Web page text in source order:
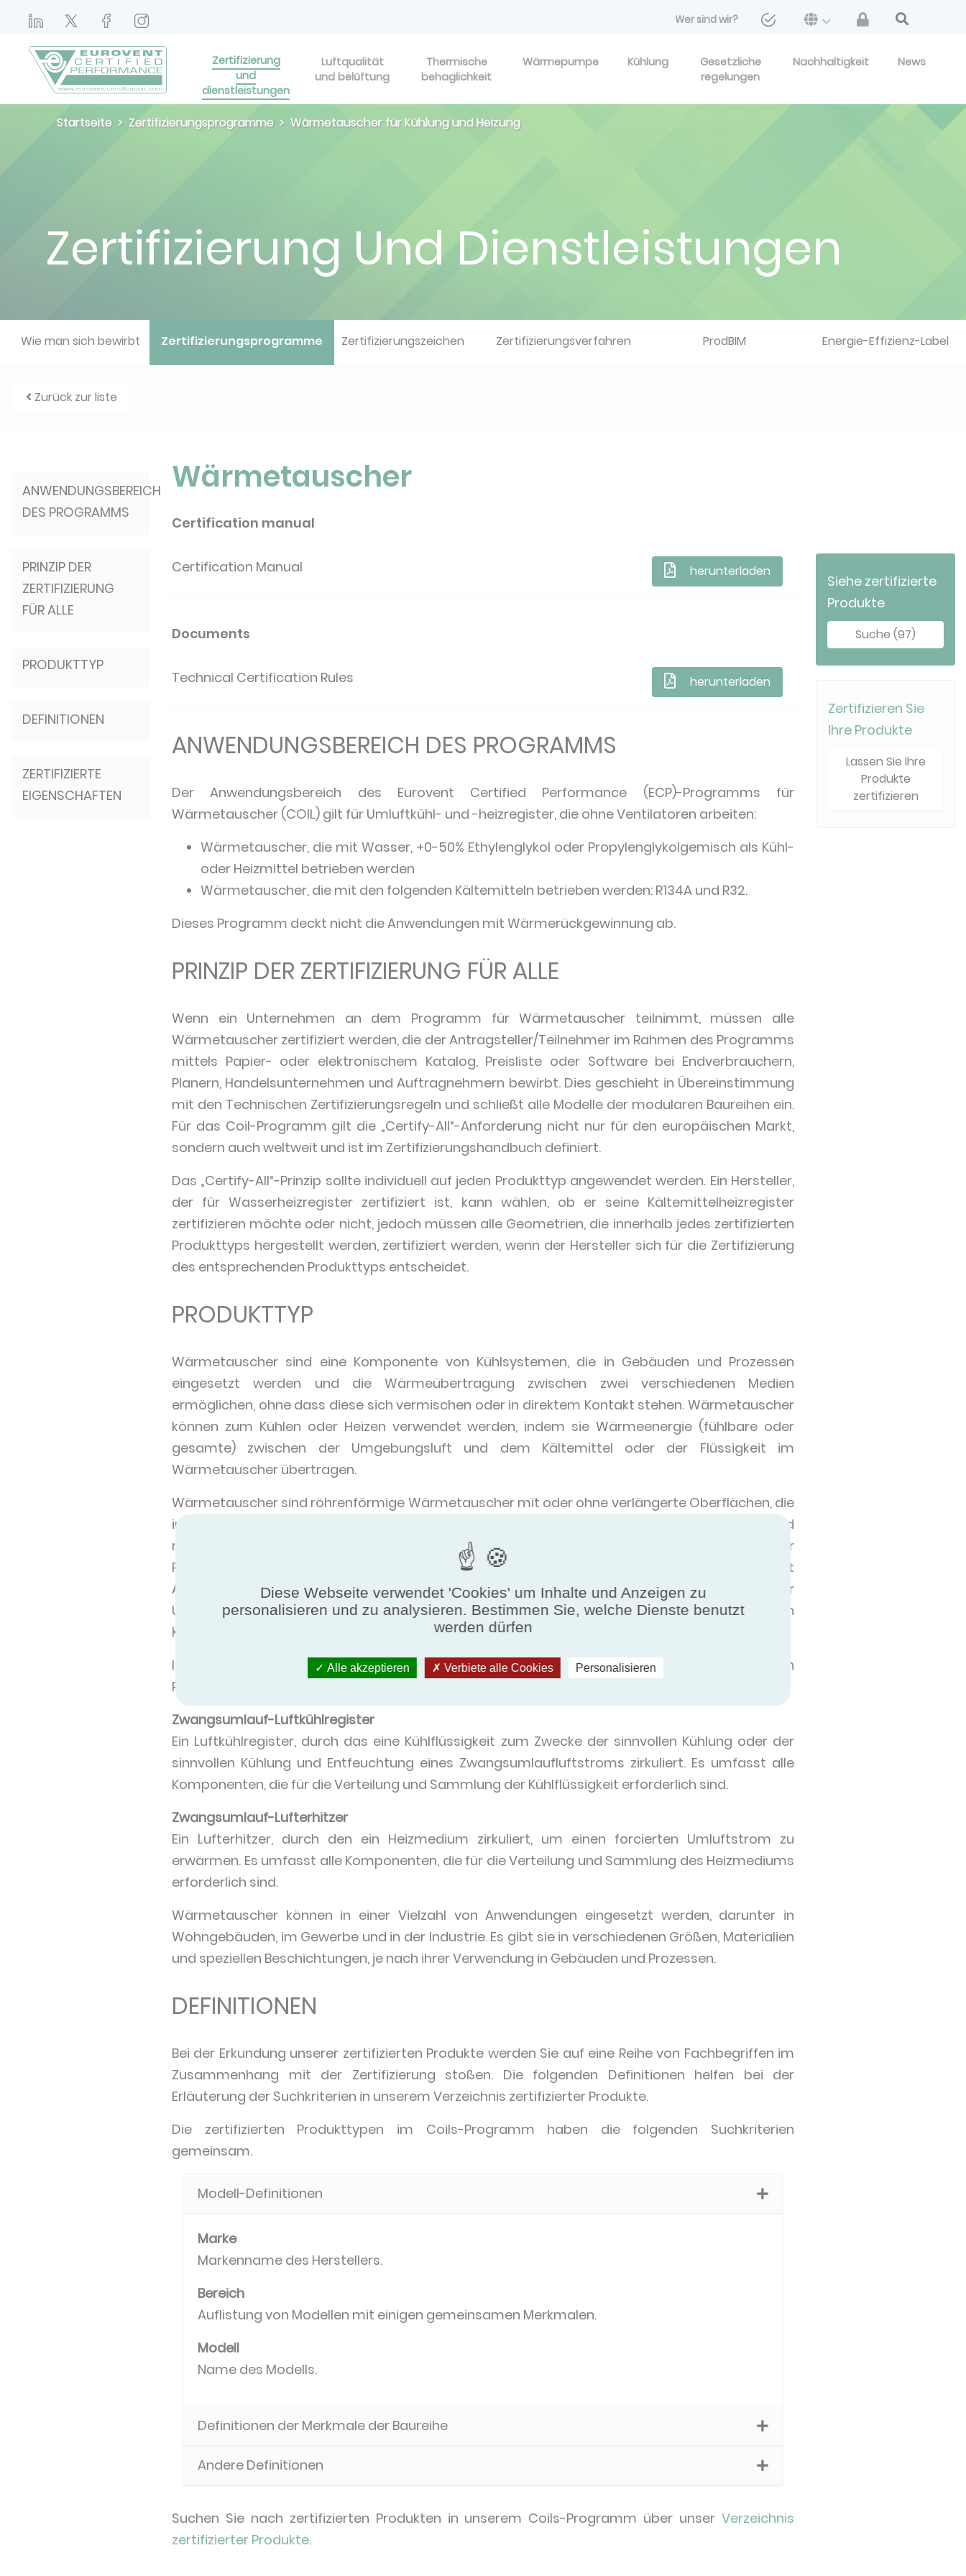
Wer sind wir?
Zertifizierung
und
dienstleistungen
Luftqualität
und belüftung
Thermische
behaglichkeit
Wärmepumpe Kühlung
Gesetzliche
regelungen
Nachhaltigkeit News
Startseite Zertifizierungsprogramme Wärmetauscher für Kühlung und Heizung
Zertifizierung Und Dienstleistungen
Wie man sich bewirbt Zertifizierungsprogramme Zertifizierungszeichen Zertifizierungsverfahren ProdBIM Energie-Effizienz-Label
Zurück zur liste
ANWENDUNGSBEREICH
DES PROGRAMMS
PRINZIP DER
ZERTIFIZIERUNG
FÜR ALLE
PRODUKTTYP
DEFINITIONEN
ZERTIFIZIERTE
EIGENSCHAFTEN
Wärmetauscher
Certification manual
Certification Manual herunterladen
Documents
Technical Certification Rules herunterladen
ANWENDUNGSBEREICH DES PROGRAMMS
Der Anwendungsbereich des Eurovent Certified Performance (ECP)-Programms für
Wärmetauscher (COIL) gilt für Umluftkühl- und -heizregister, die ohne Ventilatoren arbeiten:
Wärmetauscher, die mit Wasser, +0-50% Ethylenglykol oder Propylenglykolgemisch als Kühl-
oder Heizmittel betrieben werden
Wärmetauscher, die mit den folgenden Kältemitteln betrieben werden: R134A und R32.
Dieses Programm deckt nicht die Anwendungen mit Wärmerückgewinnung ab.
PRINZIP DER ZERTIFIZIERUNG FÜR ALLE
Wenn ein Unternehmen an dem Programm für Wärmetauscher teilnimmt, müssen alle
Wärmetauscher zertifiziert werden, die der Antragsteller/Teilnehmer im Rahmen des Programms
mittels Papier- oder elektronischem Katalog, Preisliste oder Software bei Endverbrauchern,
Planern, Handelsunternehmen und Auftragnehmern bewirbt. Dies geschieht in Übereinstimmung
mit den Technischen Zertifizierungsregeln und schließt alle Modelle der modularen Baureihen ein.
Für das Coil-Programm gilt die „Certify-All“-Anforderung nicht nur für den europäischen Markt,
sondern auch weltweit und ist im Zertifizierungshandbuch definiert.
Das „Certify-All“-Prinzip sollte individuell auf jeden Produkttyp angewendet werden. Ein Hersteller,
der für Wasserheizregister zertifiziert ist, kann wählen, ob er seine Kältemittelheizregister
zertifizieren möchte oder nicht, jedoch müssen alle Geometrien, die innerhalb jedes zertifizierten
Produkttyps hergestellt werden, zertifiziert werden, wenn der Hersteller sich für die Zertifizierung
des entsprechenden Produkttyps entscheidet.
PRODUKTTYP
Wärmetauscher sind eine Komponente von Kühlsystemen, die in Gebäuden und Prozessen
eingesetzt werden und die Wärmeübertragung zwischen zwei verschiedenen Medien
ermöglichen, ohne dass diese sich vermischen oder in direktem Kontakt stehen. Wärmetauscher
können zum Kühlen oder Heizen verwendet werden, indem sie Wärmeenergie (fühlbare oder
gesamte) zwischen der Umgebungsluft und dem Kältemittel oder der Flüssigkeit im
Wärmetauscher übertragen.
Wärmetauscher sind röhrenförmige Wärmetauscher mit oder ohne verlängerte Oberflächen, die
in einem Luftstrom verwendet werden, der durch Ventilatoren umgewälzt wird. Kupferrohre sind
mit einem Kältemittel gefüllt (entweder Wasser, +0-50% Ethylenglykol oder
Propylenglykolgemisch, R134A und R32), wobei die Außenseite der Rohre in der Regel mit
Aluminiumlamellen in Kontakt steht, um eine große Oberfläche für den Wärmeaustausch mit der
Umgebungsluft zu schaffen. Die Energie wird durch die Rohrwand zu den Rippen geleitet, die durch
Konvektion Energie zwischen den Rippen und der Luft übertragen.
Im Programm der Wärmetauscher sind nur Umluftkühl- und -heizregister zugelassen. Zu den
Reglertypen gehören:
Zwangsumlauf-Luftkühlregister
Ein Luftkühlregister, durch das eine Kühlflüssigkeit zum Zwecke der sinnvollen Kühlung oder der
sinnvollen Kühlung und Entfeuchtung eines Zwangsumlaufluftstroms zirkuliert. Es umfasst alle
Komponenten, die für die Verteilung und Sammlung der Kühlflüssigkeit erforderlich sind.
Zwangsumlauf-Lufterhitzer
Ein Lufterhitzer, durch den ein Heizmedium zirkuliert, um einen forcierten Umluftstrom zu
erwärmen. Es umfasst alle Komponenten, die für die Verteilung und Sammlung des Heizmediums
erforderlich sind.
Wärmetauscher können in einer Vielzahl von Anwendungen eingesetzt werden, darunter in
Wohngebäuden, im Gewerbe und in der Industrie. Es gibt sie in verschiedenen Größen, Materialien
und speziellen Beschichtungen, je nach ihrer Verwendung in Gebäuden und Prozessen.
DEFINITIONEN
Bei der Erkundung unserer zertifizierten Produkte werden Sie auf eine Reihe von Fachbegriffen im
Zusammenhang mit der Zertifizierung stoßen. Die folgenden Definitionen helfen bei der
Erläuterung der Suchkriterien in unserem Verzeichnis zertifizierter Produkte.
Die zertifizierten Produkttypen im Coils-Programm haben die folgenden Suchkriterien
gemeinsam.
Modell-Definitionen
Marke
Markenname des Herstellers.
Bereich
Auflistung von Modellen mit einigen gemeinsamen Merkmalen.
Modell
Name des Modells.
Definitionen der Merkmale der Baureihe
Andere Definitionen
Suchen Sie nach zertifizierten Produkten in unserem Coils-Programm über unser Verzeichnis
zertifizierter Produkte.
Siehe zertifizierte
Produkte
Suche (97)
Zertifizieren Sie
Ihre Produkte
Lassen Sie Ihre
Produkte
zertifizieren
Diese Webseite verwendet 'Cookies' um Inhalte und Anzeigen zu
personalisieren und zu analysieren. Bestimmen Sie, welche Dienste benutzt
werden dürfen
Alle akzeptieren Verbiete alle Cookies Personalisieren